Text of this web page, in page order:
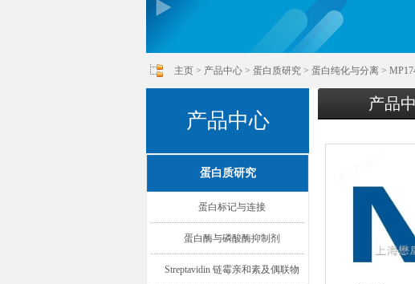
主页 > 产品中心 > 蛋白质研究 > 蛋白纯化与分离 >
产品中心
蛋白质研究
蛋白标记与连接
蛋白酶与磷酸酶抑制剂
Streptavidin 链霉亲和素及偶联物
产品